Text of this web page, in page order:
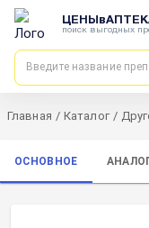
поиск выгодных
Главная / Каталог /
ОСНОВНОЕ